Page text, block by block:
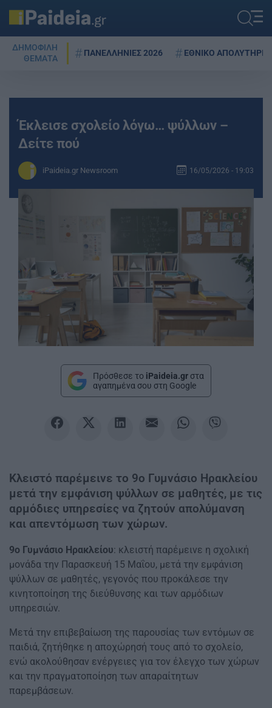
ΔΗΜΟΦΙΛΗ
ΘΕΜΑΤΑ
ΠΑΝΕΛΛΗΝΙΕΣ 2026 ΕΘΝΙΚΟ ΑΠΟΛΥΤΗΡΙΟ
Έκλεισε σχολείο λόγω… ψύλλων –
Δείτε πού
iPaideia.gr Newsroom 16/05/2026 - 19:03
Πρόσθεσε το iPaideia.gr στα
αγαπημένα σου στη Google
Κλειστό παρέμεινε το 9ο Γυμνάσιο Ηρακλείου
μετά την εμφάνιση ψύλλων σε μαθητές, με τις
αρμόδιες υπηρεσίες να ζητούν απολύμανση
και απεντόμωση των χώρων.
9ο Γυμνάσιο Ηρακλείου: κλειστή παρέμεινε η σχολική
μονάδα την Παρασκευή 15 Μαΐου, μετά την εμφάνιση
ψύλλων σε μαθητές, γεγονός που προκάλεσε την
κινητοποίηση της διεύθυνσης και των αρμόδιων
υπηρεσιών.
Μετά την επιβεβαίωση της παρουσίας των εντόμων σε
παιδιά, ζητήθηκε η αποχώρησή τους από το σχολείο,
ενώ ακολούθησαν ενέργειες για τον έλεγχο των χώρων
και την πραγματοποίηση των απαραίτητων
παρεμβάσεων.